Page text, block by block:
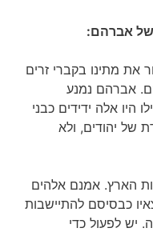
של אברהם:
את מתינו בקברי זרים
אברהם נמנע
היו אלה ידידים כבני
של יהודים, ולא
הארץ. אמנם אלהים
כבסיסם להתיישבות
יש לפעול כדי